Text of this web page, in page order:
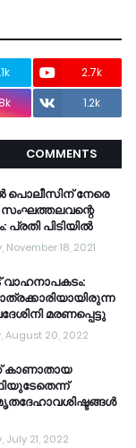
2.7k
1.2k
COMMENTS
പൊലീസിന് നേരെ
സംഘത്തലവന്റെ
പിടിയിൽ
November 18, 2021
മരണപ്പെട്ടു
August 20, 2022
കാണാതായ
July 21, 2022